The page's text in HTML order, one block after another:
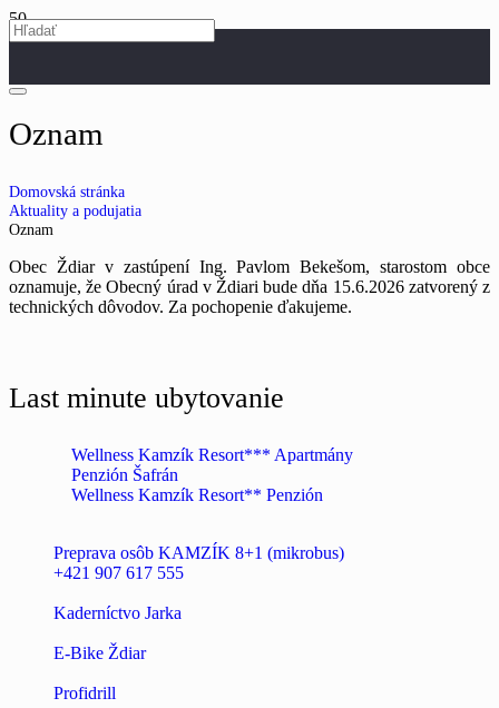
Oznam
Domovská stránka
Aktuality a podujatia
Oznam
Obec Ždiar v zastúpení Ing. Pavlom Bekešom, starostom obce
oznamuje, že Obecný úrad v Ždiari bude dňa 15.6.2026 zatvorený z
technických dôvodov. Za pochopenie ďakujeme.
Last minute ubytovanie
Wellness Kamzík Resort*** Apartmány
Penzión Šafrán
Wellness Kamzík Resort** Penzión
Preprava osôb KAMZÍK 8+1 (mikrobus)
+421 907 617 555
Kaderníctvo Jarka
E-Bike Ždiar
Profidrill